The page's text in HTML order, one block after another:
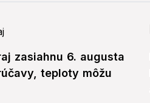
zasiahnu 6. augusta
teploty môžu